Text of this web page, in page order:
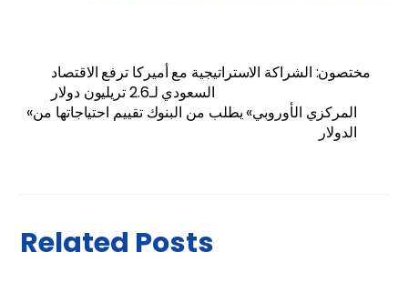
مختصون: الشراكة الاستراتيجية مع أميركا ترفع الاقتصاد
السعودي لـ2.6 تريليون دولار
«المركزي الأوروبي» يطلب من البنوك تقييم احتياجاتها من
الدولار
Related Posts